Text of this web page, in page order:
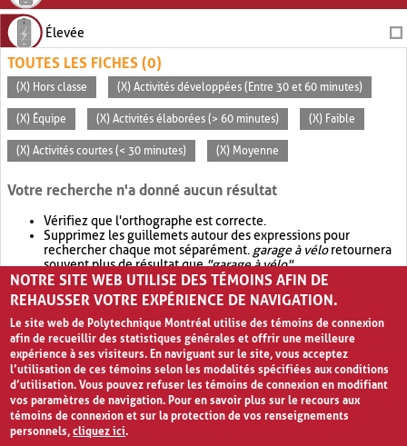
Élevée
TOUTES LES FICHES (0)
(X) Hors classe (X) Activités développées (Entre 30 et 60 minutes)
(X) Équipe (X) Activités élaborées (> 60 minutes) (X) Faible
(X) Activités courtes (< 30 minutes) (X) Moyenne
Votre recherche n'a donné aucun résultat
Vérifiez que l'orthographe est correcte.
Supprimez les guillemets autour des expressions pour
rechercher chaque mot séparément. garage à véloretournera
souvent plus de résultat que"garage à vélo".
Envisagez d'élargir votre recherche avec OR.garage OR vélo
retournera souvent plus de résultat quegarage à vélo
NOTRE SITE WEB UTILISE DES TÉMOINS AFIN DE
REHAUSSER VOTRE EXPÉRIENCE DE NAVIGATION.
Le site web de Polytechnique Montréal utilise des témoins de connexion
afin de recueillir des statistiques générales et offrir une meilleure
expérience à ses visiteurs. En naviguant sur le site, vous acceptez
l’utilisation de ces témoins selon les modalités spécifiées aux conditions
d’utilisation. Vous pouvez refuser les témoins de connexion en modifiant
vos paramètres de navigation. Pour en savoir plus sur le recours aux
témoins de connexion et sur la protection de vos renseignements
personnels,cliquez ici.